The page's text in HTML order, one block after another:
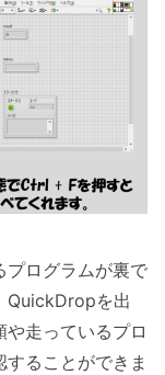
プログラムが裏で
QuickDropを出
走っているプロ
ることができま